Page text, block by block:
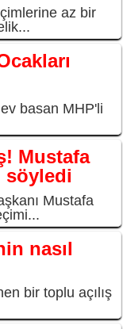
az bir
basan MHP'li
Mustafa
söyledi
Mustafa
nasıl
bir toplu açılış